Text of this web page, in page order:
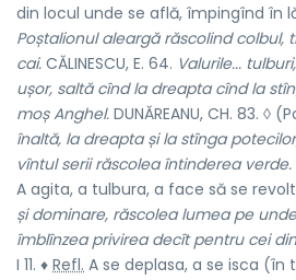
din locul unde se află, împingînd în
Poștalionul aleargă răscolind colbul,
cai. CĂLINESCU, E. 64. Valurile...
ușor, saltă cînd la dreapta cînd la
moș Anghel. DUNĂREANU, CH. 83. ◊
înaltă, la dreapta și la stînga
vîntul serii răscolea întinderea verde.
A agita, a tulbura, a face să se
și dominare, răscolea lumea pe
îmblînzea privirea decît pentru cei
I 11. ♦ Refl. A se deplasa, a se isca (în